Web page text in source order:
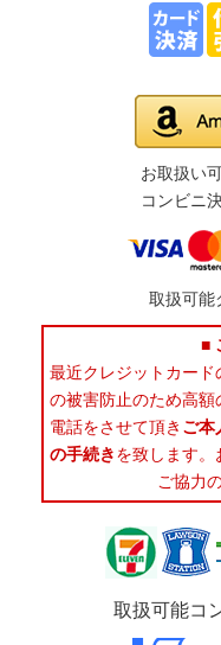
お取扱い
コンビニ
取扱可能
■
最近クレジットカー
の被害防止のため高
電話をさせて頂き ご本
の手続きを致します。
ご協力
取扱可能コ